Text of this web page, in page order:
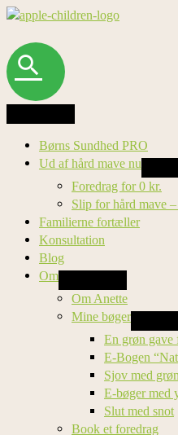
Gå
indholdet
Søg
Børns Sundhed PRO
Ud af hård mave nu
Foredrag for 0 kr.
Slip for hård mave
Familierne fortæller
Konsultation
Blog
Om
Om Anette
Mine bøger
En grøn gave
E-Bogen
Sjov med
E-bøger med
Slut med snot
Book et foredrag